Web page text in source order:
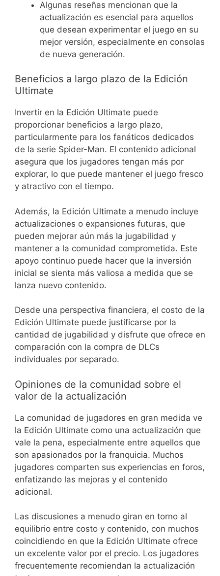
Algunas reseñas mencionan que la
actualización es esencial para aquellos
que desean experimentar el juego en su
mejor versión, especialmente en consolas
de nueva generación.
Beneficios a largo plazo de la Edición
Ultimate
Invertir en la Edición Ultimate puede
proporcionar beneficios a largo plazo,
particularmente para los fanáticos dedicados
de la serie Spider-Man. El contenido adicional
asegura que los jugadores tengan más por
explorar, lo que puede mantener el juego fresco
y atractivo con el tiempo.
Además, la Edición Ultimate a menudo incluye
actualizaciones o expansiones futuras, que
pueden mejorar aún más la jugabilidad y
mantener a la comunidad comprometida. Este
apoyo continuo puede hacer que la inversión
inicial se sienta más valiosa a medida que se
lanza nuevo contenido.
Desde una perspectiva financiera, el costo de la
Edición Ultimate puede justificarse por la
cantidad de jugabilidad y disfrute que ofrece en
comparación con la compra de DLCs
individuales por separado.
Opiniones de la comunidad sobre el
valor de la actualización
La comunidad de jugadores en gran medida ve
la Edición Ultimate como una actualización que
vale la pena, especialmente entre aquellos que
son apasionados por la franquicia. Muchos
jugadores comparten sus experiencias en foros,
enfatizando las mejoras y el contenido
adicional.
Las discusiones a menudo giran en torno al
equilibrio entre costo y contenido, con muchos
coincidiendo en que la Edición Ultimate ofrece
un excelente valor por el precio. Los jugadores
frecuentemente recomiendan la actualización